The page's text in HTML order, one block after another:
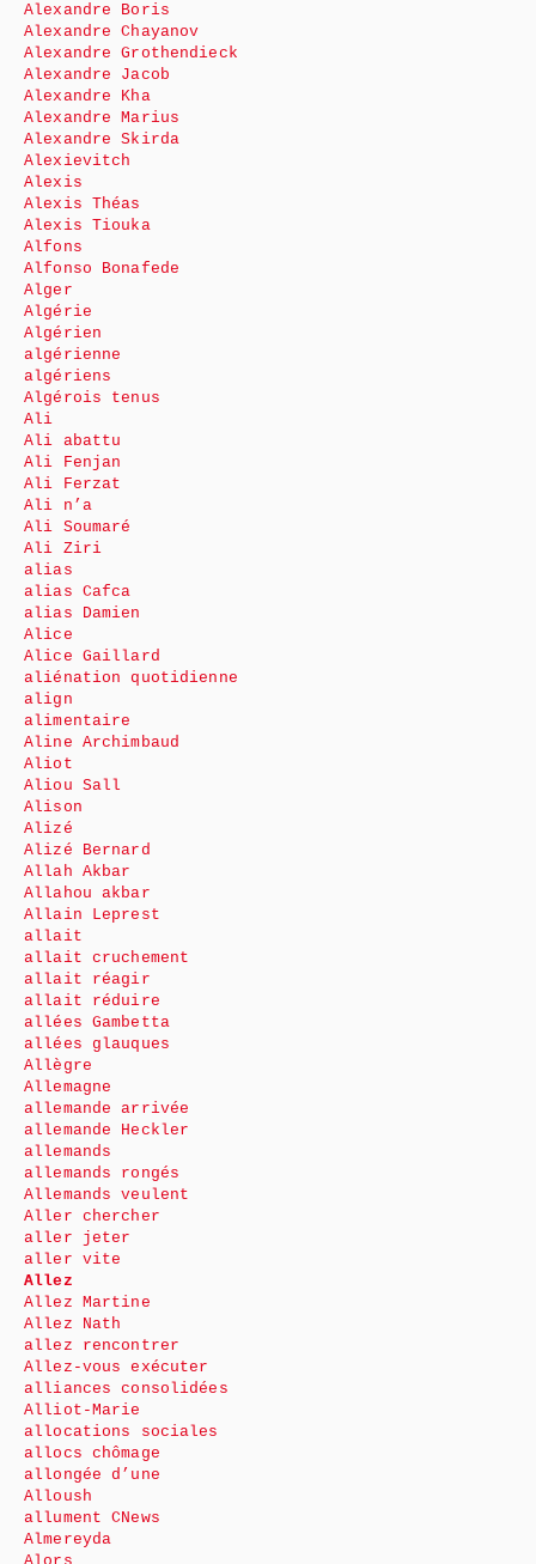
Alexandre Boris
Alexandre Chayanov
Alexandre Grothendieck
Alexandre Jacob
Alexandre Kha
Alexandre Marius
Alexandre Skirda
Alexievitch
Alexis
Alexis Théas
Alexis Tiouka
Alfons
Alfonso Bonafede
Alger
Algérie
Algérien
algérienne
algériens
Algérois tenus
Ali
Ali abattu
Ali Fenjan
Ali Ferzat
Ali n’a
Ali Soumaré
Ali Ziri
alias
alias Cafca
alias Damien
Alice
Alice Gaillard
aliénation quotidienne
align
alimentaire
Aline Archimbaud
Aliot
Aliou Sall
Alison
Alizé
Alizé Bernard
Allah Akbar
Allahou akbar
Allain Leprest
allait
allait cruchement
allait réagir
allait réduire
allées Gambetta
allées glauques
Allègre
Allemagne
allemande arrivée
allemande Heckler
allemands
allemands rongés
Allemands veulent
Aller chercher
aller jeter
aller vite
Allez
Allez Martine
Allez Nath
allez rencontrer
Allez-vous exécuter
alliances consolidées
Alliot-Marie
allocations sociales
allocs chômage
allongée d’une
Alloush
allument CNews
Almereyda